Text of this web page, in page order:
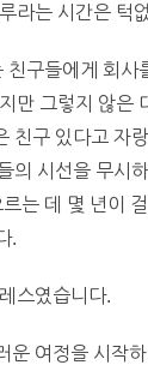
라는 시간은 턱
구들에게 회
만 그렇지 않은
구 있다고 자
의 시선을 무
는 데 몇 년이
.
스였습니다.
운 여정을 시작